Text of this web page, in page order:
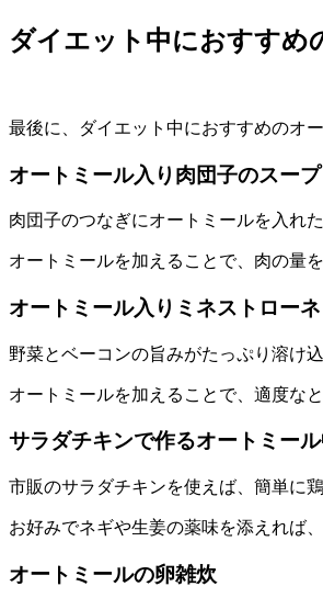
ダイエット中におすすめ
最後に、ダイエット中におすすめのオ
オートミール入り肉団子のスープ
肉団子のつなぎにオートミールを入れ
オートミールを加えることで、肉の量
オートミール入りミネストローネ
野菜とベーコンの旨みがたっぷり溶け
オートミールを加えることで、適度な
サラダチキンで作るオートミー
市販のサラダチキンを使えば、簡単に
お好みでネギや生姜の薬味を添えれば
オートミールの卵雑炊